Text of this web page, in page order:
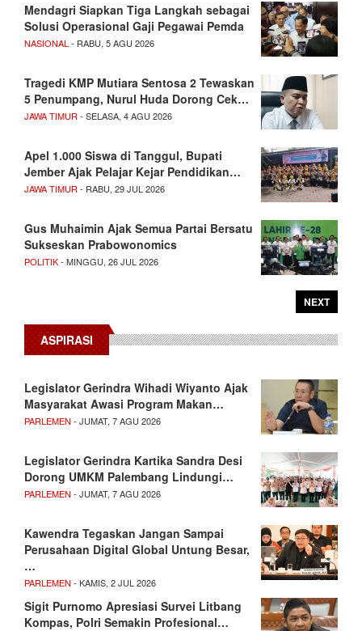
Mendagri Siapkan Tiga Langkah sebagai
Solusi Operasional Gaji Pegawai Pemda
NASIONAL - RABU, 5 AGU 2026
Tragedi KMP Mutiara Sentosa 2 Tewaskan
5 Penumpang, Nurul Huda Dorong Cek…
JAWA TIMUR - SELASA, 4 AGU 2026
Apel 1.000 Siswa di Tanggul, Bupati
Jember Ajak Pelajar Kejar Pendidikan…
JAWA TIMUR - RABU, 29 JUL 2026
Gus Muhaimin Ajak Semua Partai Bersatu
Sukseskan Prabowonomics
POLITIK- MINGGU, 26 JUL 2026
NEXT
ASPIRASI
Legislator Gerindra Wihadi Wiyanto Ajak
Masyarakat Awasi Program Makan…
PARLEMEN - JUMAT, 7 AGU 2026
Legislator Gerindra Kartika Sandra Desi
Dorong UMKM Palembang Lindungi…
PARLEMEN - JUMAT, 7 AGU 2026
Kawendra Tegaskan Jangan Sampai
Perusahaan Digital Global Untung Besar,
…
PARLEMEN - KAMIS, 2 JUL 2026
Sigit Purnomo Apresiasi Survei Litbang
Kompas, Polri Semakin Profesional…